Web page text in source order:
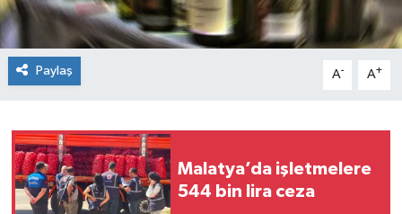
Paylaş A- A+
Malatya’da işletmelere
544 bin lira ceza